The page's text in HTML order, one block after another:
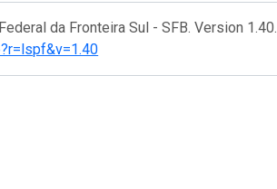
da Fronteira Sul - SFB. Version 1.40.